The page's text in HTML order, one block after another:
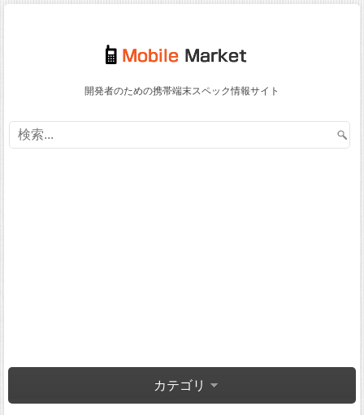
開発者のための携帯端末スペック情報サイト
カテゴリ